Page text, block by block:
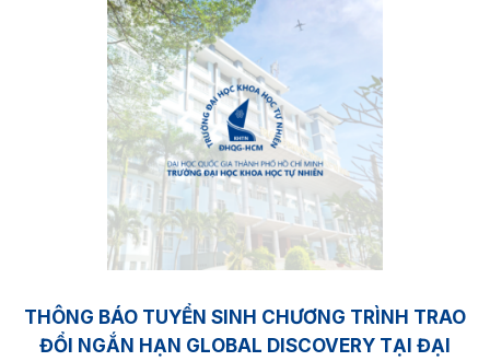
THÔNG BÁO TUYỂN SINH CHƯƠNG TRÌNH TRAO
ĐỔI NGẮN HẠN GLOBAL DISCOVERY TẠI ĐẠI